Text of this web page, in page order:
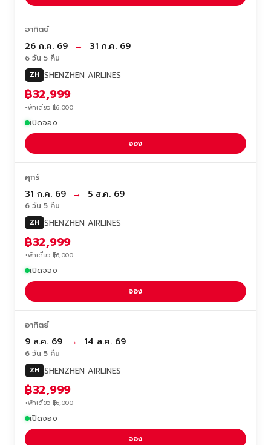
อาทิตย์
26 ก.ค. 69 → 31 ก.ค. 69
6 วัน 5 คืน
ZH SHENZHEN AIRLINES
฿32,999
+พักเดี่ยว ฿6,000
เปิดจอง
จอง
ศุกร์
31 ก.ค. 69 → 5 ส.ค. 69
6 วัน 5 คืน
ZH SHENZHEN AIRLINES
฿32,999
+พักเดี่ยว ฿6,000
เปิดจอง
จอง
อาทิตย์
9 ส.ค. 69 → 14 ส.ค. 69
6 วัน 5 คืน
ZH SHENZHEN AIRLINES
฿32,999
+พักเดี่ยว ฿6,000
เปิดจอง
จอง